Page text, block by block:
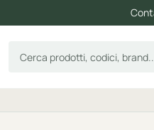
Cerca prodotti